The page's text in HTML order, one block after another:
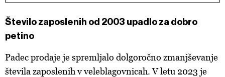
Število zaposlenih od 2003 upadlo za dobro
petino
Padec prodaje je spremljalo dolgoročno zmanjševanje
števila zaposlenih v veleblagovnicah. V letu 2023 je